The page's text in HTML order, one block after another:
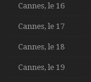
Cannes, le 16
Cannes, le 17
Cannes, le 18
Cannes, le 19